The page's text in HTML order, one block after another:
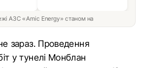
АЗС «Amic Energy» станом на
зараз. Проведення
у тунелі Монблан